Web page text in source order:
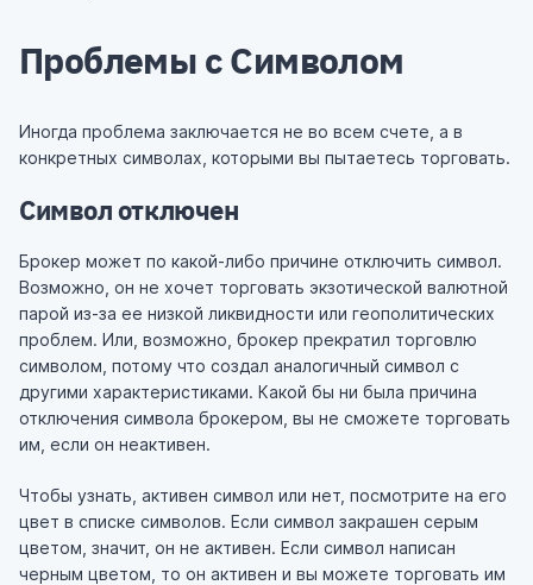
Проблемы с Символом
Иногда проблема заключается не во всем счете, а в
конкретных символах, которыми вы пытаетесь торговать.
Символ отключен
Брокер может по какой-либо причине отключить символ.
Возможно, он не хочет торговать экзотической валютной
парой из-за ее низкой ликвидности или геополитических
проблем. Или, возможно, брокер прекратил торговлю
символом, потому что создал аналогичный символ с
другими характеристиками. Какой бы ни была причина
отключения символа брокером, вы не сможете торговать
им, если он неактивен.
Чтобы узнать, активен символ или нет, посмотрите на его
цвет в списке символов. Если символ закрашен серым
цветом, значит, он не активен. Если символ написан
черным цветом, то он активен и вы можете торговать им